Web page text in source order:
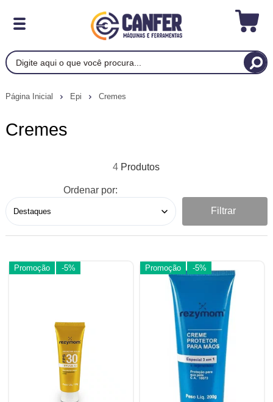
Página Inicial Epi Cremes
Cremes
4
Ordenar por:
Filtrar
Promoção -5% Promoção -5%